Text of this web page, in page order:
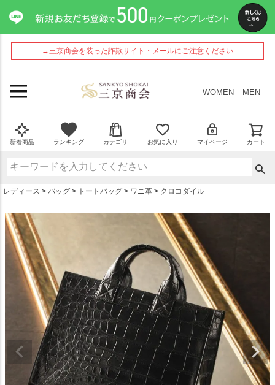
→三京商会を装った詐欺サイト・メールにご注意ください
WOMEN MEN
新着商品 ランキング カテゴリ お気に入り マイページ カート
レディース バッグ トートバッグ ワニ革 クロコダイル
ペー
ジト
ップ
へ